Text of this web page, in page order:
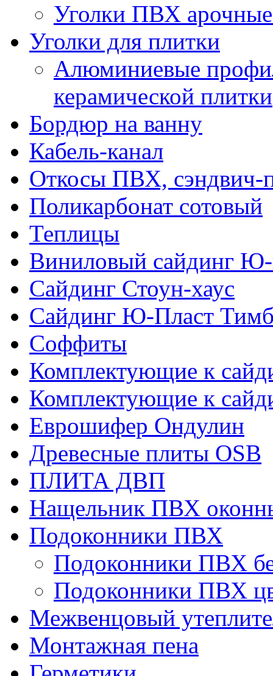
Уголки ПВХ
Уголки для плитки
Алюминиевые
керамической плитки
Бордюр на ванну
Кабель-канал
Откосы ПВХ, сэндвич-
Поликарбонат сотовый
Теплицы
Виниловый сайдинг Ю-
Сайдинг Стоун-хаус
Сайдинг Ю-Пласт
Соффиты
Комплектующие к
Комплектующие к
Еврошифер Ондулин
Древесные плиты OSB
ПЛИТА ДВП
Нащельник ПВХ
Подоконники ПВХ
Подоконники ПВХ
Подоконники ПВХ
Межвенцовый
Монтажная пена